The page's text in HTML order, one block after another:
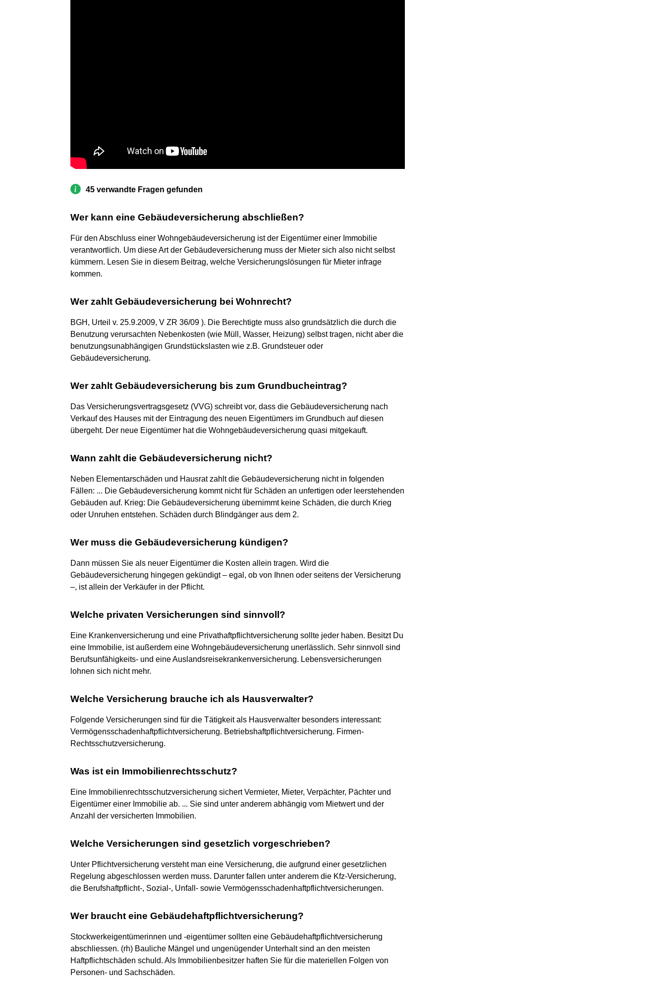
45 verwandte Fragen gefunden
Wer kann eine Gebäudeversicherung abschließen?
Für den Abschluss einer Wohngebäudeversicherung ist der Eigentümer einer Immobilie
verantwortlich. Um diese Art der Gebäudeversicherung muss der Mieter sich also nicht selbst
kümmern. Lesen Sie in diesem Beitrag, welche Versicherungslösungen für Mieter infrage
kommen.
Wer zahlt Gebäudeversicherung bei Wohnrecht?
BGH, Urteil v. 25.9.2009, V ZR 36/09 ). Die Berechtigte muss also grundsätzlich die durch die
Benutzung verursachten Nebenkosten (wie Müll, Wasser, Heizung) selbst tragen, nicht aber die
benutzungsunabhängigen Grundstückslasten wie z.B. Grundsteuer oder
Gebäudeversicherung.
Wer zahlt Gebäudeversicherung bis zum Grundbucheintrag?
Das Versicherungsvertragsgesetz (VVG) schreibt vor, dass die Gebäudeversicherung nach
Verkauf des Hauses mit der Eintragung des neuen Eigentümers im Grundbuch auf diesen
übergeht. Der neue Eigentümer hat die Wohngebäudeversicherung quasi mitgekauft.
Wann zahlt die Gebäudeversicherung nicht?
Neben Elementarschäden und Hausrat zahlt die Gebäudeversicherung nicht in folgenden
Fällen: ... Die Gebäudeversicherung kommt nicht für Schäden an unfertigen oder leerstehenden
Gebäuden auf. Krieg: Die Gebäudeversicherung übernimmt keine Schäden, die durch Krieg
oder Unruhen entstehen. Schäden durch Blindgänger aus dem 2.
Wer muss die Gebäudeversicherung kündigen?
Dann müssen Sie als neuer Eigentümer die Kosten allein tragen. Wird die
Gebäudeversicherung hingegen gekündigt – egal, ob von Ihnen oder seitens der Versicherung
–, ist allein der Verkäufer in der Pflicht.
Welche privaten Versicherungen sind sinnvoll?
Eine Krankenversicherung und eine Privathaftpflichtversicherung sollte jeder haben. Besitzt Du
eine Immobilie, ist außerdem eine Wohngebäudeversicherung unerlässlich. Sehr sinnvoll sind
Berufsunfähigkeits- und eine Auslandsreisekrankenversicherung. Lebensversicherungen
lohnen sich nicht mehr.
Welche Versicherung brauche ich als Hausverwalter?
Folgende Versicherungen sind für die Tätigkeit als Hausverwalter besonders interessant:
Vermögensschadenhaftpflichtversicherung. Betriebshaftpflichtversicherung. Firmen-
Rechtsschutzversicherung.
Was ist ein Immobilienrechtsschutz?
Eine Immobilienrechtsschutzversicherung sichert Vermieter, Mieter, Verpächter, Pächter und
Eigentümer einer Immobilie ab. ... Sie sind unter anderem abhängig vom Mietwert und der
Anzahl der versicherten Immobilien.
Welche Versicherungen sind gesetzlich vorgeschrieben?
Unter Pflichtversicherung versteht man eine Versicherung, die aufgrund einer gesetzlichen
Regelung abgeschlossen werden muss. Darunter fallen unter anderem die Kfz-Versicherung,
die Berufshaftpflicht-, Sozial-, Unfall- sowie Vermögensschadenhaftpflichtversicherungen.
Wer braucht eine Gebäudehaftpflichtversicherung?
Stockwerkeigentümerinnen und -eigentümer sollten eine Gebäudehaftpflichtversicherung
abschliessen. (rh) Bauliche Mängel und ungenügender Unterhalt sind an den meisten
Haftpflichtschäden schuld. Als Immobilienbesitzer haften Sie für die materiellen Folgen von
Personen- und Sachschäden.